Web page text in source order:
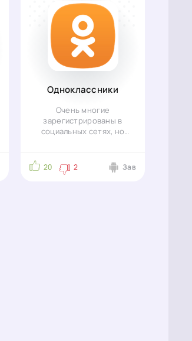
Одноклассники
Очень многие
зарегистрированы в
социальных сетях, но
20 2 Зав